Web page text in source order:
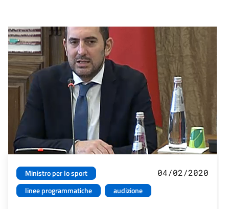
Ministro per lo sport
linee programmatiche
audizione
04/02/2020